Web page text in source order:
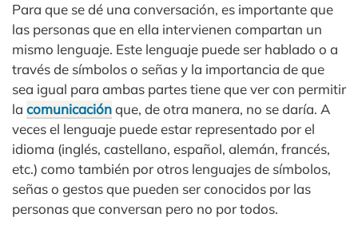
Para que se dé una conversación, es importante que
las personas que en ella intervienen compartan un
mismo lenguaje. Este lenguaje puede ser hablado o a
través de símbolos o señas y la importancia de que
sea igual para ambas partes tiene que ver con permitir
la comunicaciónque, de otra manera, no se daría. A
veces el lenguaje puede estar representado por el
idioma (inglés, castellano, español, alemán, francés,
etc.) como también por otros lenguajes de símbolos,
señas o gestos que pueden ser conocidos por las
personas que conversan pero no por todos.